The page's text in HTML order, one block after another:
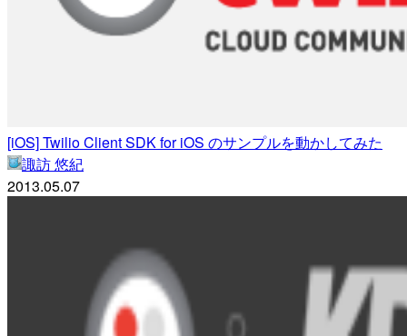
[iOS] Twilio Client SDK for iOS のサンプルを動かしてみた
諏訪 悠紀
2013.05.07